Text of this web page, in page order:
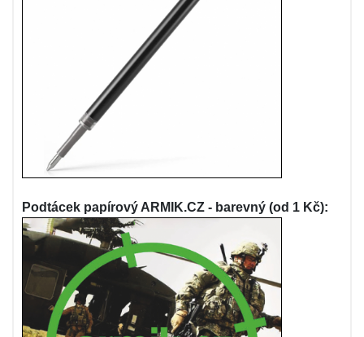
Podtácek papírový ARMIK.CZ - barevný (od 1 Kč):